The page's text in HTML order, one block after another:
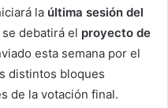
la última sesión del
debatirá el proyecto de
esta semana por el
distintos bloques
de la votación final.